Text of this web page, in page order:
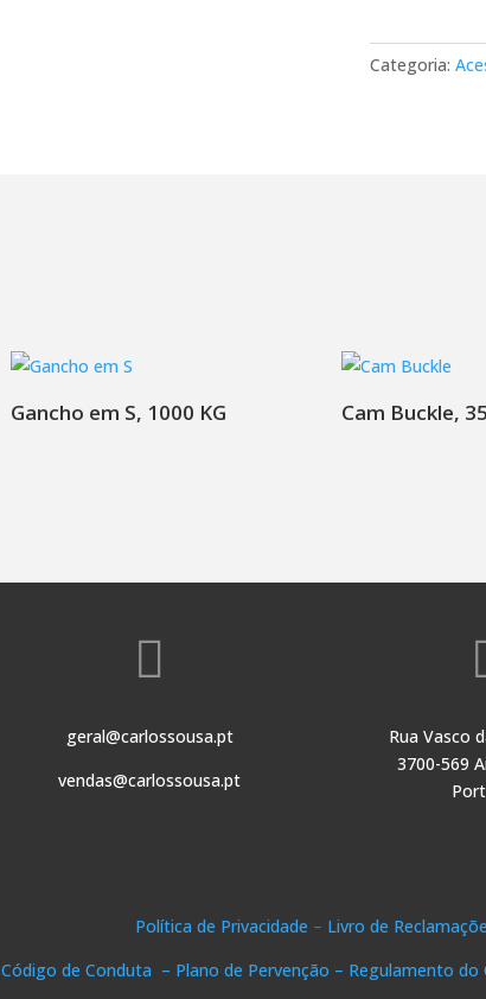
Categoria:
Gancho em S, 1000 KG Cam Buckle,

geral@carlossousa.pt
vendas@carlossousa.pt
Rua Vasco
3700-569
Política de Privacidade – Livro de
Código de Conduta – Plano de Pervenção – Regulamento do